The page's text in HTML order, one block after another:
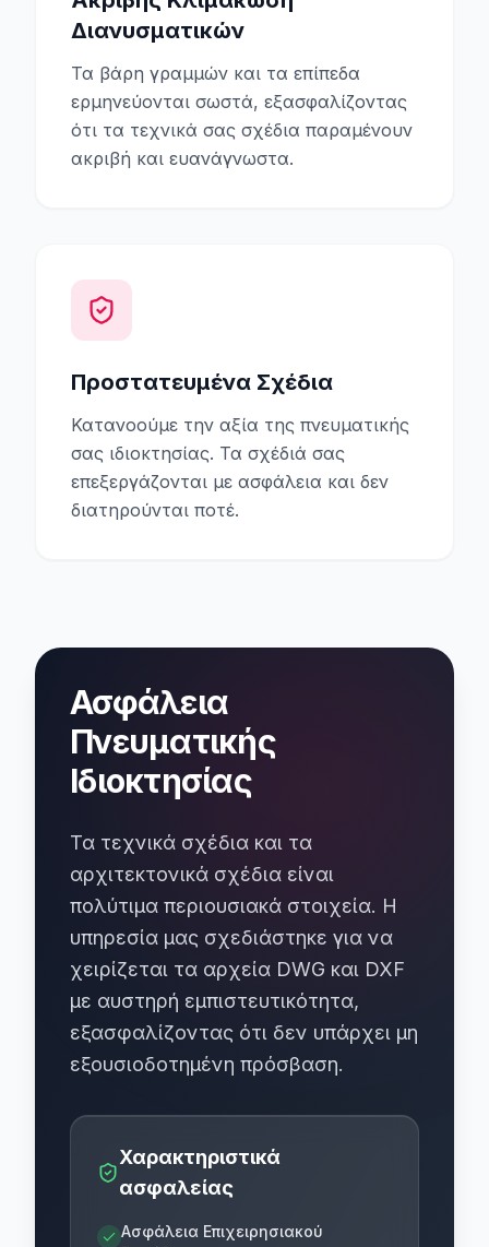
Διανυσματικών
Τα βάρη γραμμών και τα επίπεδα
ερμηνεύονται σωστά, εξασφαλίζοντας
ότι τα τεχνικά σας σχέδια παραμένουν
ακριβή και ευανάγνωστα.
Προστατευμένα Σχέδια
Κατανοούμε την αξία της πνευματικής
σας ιδιοκτησίας. Τα σχέδιά σας
επεξεργάζονται με ασφάλεια και δεν
διατηρούνται ποτέ.
Ασφάλεια
Πνευματικής
Ιδιοκτησίας
Τα τεχνικά σχέδια και τα
αρχιτεκτονικά σχέδια είναι
πολύτιμα περιουσιακά στοιχεία. Η
υπηρεσία μας σχεδιάστηκε για να
χειρίζεται τα αρχεία DWG και DXF
με αυστηρή εμπιστευτικότητα,
εξασφαλίζοντας ότι δεν υπάρχει μη
εξουσιοδοτημένη πρόσβαση.
Χαρακτηριστικά
ασφαλείας
Ασφάλεια Επιχειρησιακού